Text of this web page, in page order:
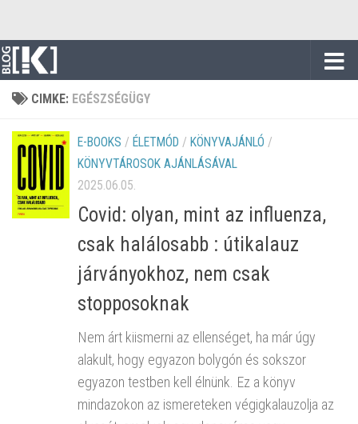
CIMKE: EGÉSZSÉGÜGY
E-BOOKS / ÉLETMÓD / KÖNYVAJÁNLÓ /
KÖNYVTÁROSOK AJÁNLÁSÁVAL
2025.06.05.
Covid: ​olyan, mint az influenza,
csak halálosabb : útikalauz
járványokhoz, nem csak
stopposoknak
Nem árt kiismerni az ellenséget, ha már úgy
alakult, hogy egyazon bolygón és sokszor
egyazon testben kell élnünk. Ez a könyv
mindazokon az ismereteken végigkalauzolja az